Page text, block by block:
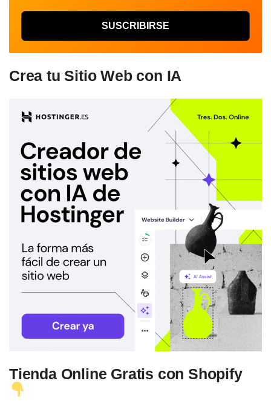
Crea tu Sitio Web con IA
Tienda Online Gratis con Shopify